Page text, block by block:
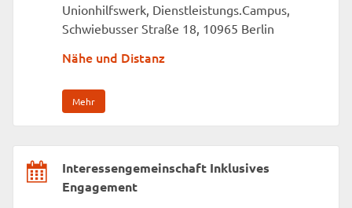
Unionhilfswerk, Dienstleistungs.Campus,
Schwiebusser Straße 18, 10965 Berlin
Nähe und Distanz
Mehr
Interessengemeinschaft Inklusives
Engagement